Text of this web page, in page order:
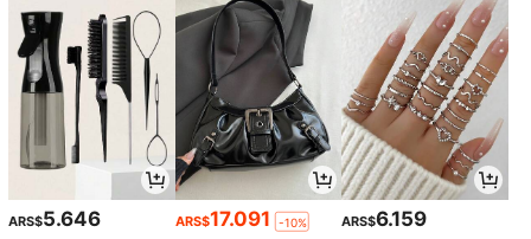
ARS$5.646 ARS$17.091 -10% ARS$6.159